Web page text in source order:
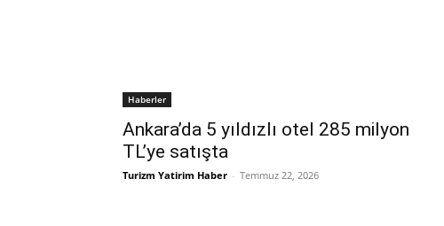
Haberler
Ankara’da 5 yıldızlı otel 285 milyon
TL’ye satışta
Turizm Yatirim Haber - Temmuz 22, 2026